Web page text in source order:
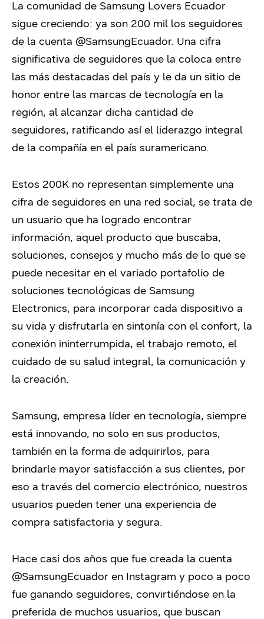
La comunidad de Samsung Lovers Ecuador
sigue creciendo: ya son 200 mil los seguidores
de la cuenta @SamsungEcuador. Una cifra
significativa de seguidores que la coloca entre
las más destacadas del país y le da un sitio de
honor entre las marcas de tecnología en la
región, al alcanzar dicha cantidad de
seguidores, ratificando así el liderazgo integral
de la compañía en el país suramericano.
Estos 200K no representan simplemente una
cifra de seguidores en una red social, se trata de
un usuario que ha logrado encontrar
información, aquel producto que buscaba,
soluciones, consejos y mucho más de lo que se
puede necesitar en el variado portafolio de
soluciones tecnológicas de Samsung
Electronics, para incorporar cada dispositivo a
su vida y disfrutarla en sintonía con el confort, la
conexión ininterrumpida, el trabajo remoto, el
cuidado de su salud integral, la comunicación y
la creación.
Samsung, empresa líder en tecnología, siempre
está innovando, no solo en sus productos,
también en la forma de adquirirlos, para
brindarle mayor satisfacción a sus clientes, por
eso a través del comercio electrónico, nuestros
usuarios pueden tener una experiencia de
compra satisfactoria y segura.
Hace casi dos años que fue creada la cuenta
@SamsungEcuador en Instagram y poco a poco
fue ganando seguidores, convirtiéndose en la
preferida de muchos usuarios, que buscan